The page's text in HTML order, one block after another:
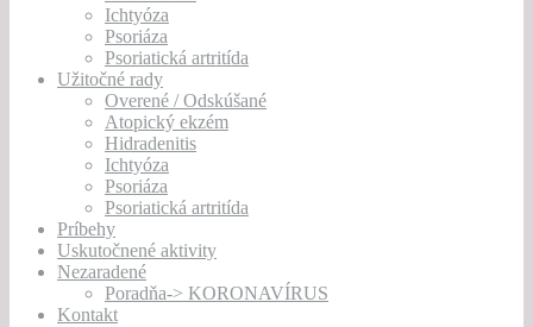
Ichtyóza
Psoriáza
Psoriatická artritída
Užitočné rady
Overené / Odskúšané
Atopický ekzém
Hidradenitis
Ichtyóza
Psoriáza
Psoriatická artritída
Príbehy
Uskutočnené aktivity
Nezaradené
Poradňa-> KORONAVÍRUS
Kontakt